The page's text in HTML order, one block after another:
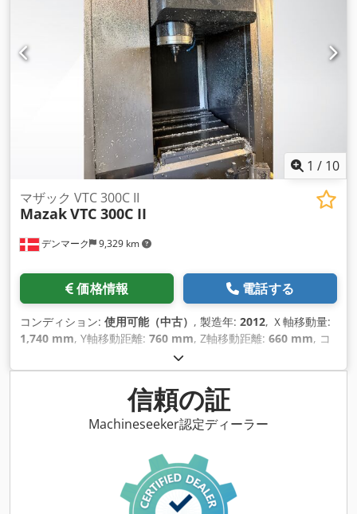
1 / 10
デンマーク 9,329 km
マザック VTC 300C II
MazakVTC 300C II
価格情報 電話する
コンディション: 使用可能（中古） , 製造年: 2012, Ｘ軸移動量:
1,740 mm, Y軸移動距離: 760 mm, Z軸移動距離: 660 mm, コ
MAZATROL
M, 主軸回転速度（最大）:12,000 回転/分, ツールマガジンの
3,
信頼の証
Machineseeker認定ディーラー